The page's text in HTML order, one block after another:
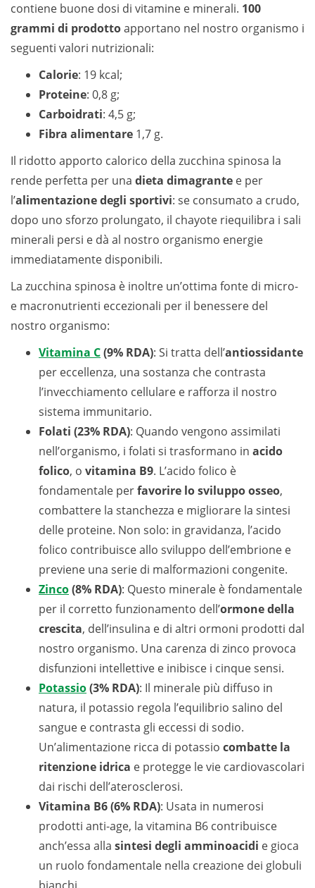
contiene buone dosi di vitamine e minerali. 100
grammi di prodottoapportano nel nostro organismo i
seguenti valori nutrizionali:
Calorie: 19 kcal;
Proteine: 0,8 g;
Carboidrati: 4,5 g;
Fibra alimentare 1,7 g.
Il ridotto apporto calorico della zucchina spinosa la
rende perfetta per una dieta dimagrante e per
l’alimentazione degli sportivi: se consumato a crudo,
dopo uno sforzo prolungato, il chayote riequilibra i sali
minerali persi e dà al nostro organismo energie
immediatamente disponibili.
La zucchina spinosa è inoltre un’ottima fonte di micro-
e macronutrienti eccezionali per il benessere del
nostro organismo:
Vitamina C(9% RDA): Si tratta dell’antiossidante
per eccellenza, una sostanza che contrasta
l’invecchiamento cellulare e rafforza il nostro
sistema immunitario.
Folati (23% RDA): Quando vengono assimilati
nell’organismo, i folati si trasformano in acido
folico, o vitamina B9. L’acido folico è
fondamentale perfavorire lo sviluppo osseo,
combattere la stanchezza e migliorare la sintesi
delle proteine. Non solo: in gravidanza, l’acido
folico contribuisce allo sviluppo dell’embrione e
previene una serie di malformazioni congenite.
Zinco(8% RDA): Questo minerale è fondamentale
per il corretto funzionamento dell’ormone della
crescita, dell’insulina e di altri ormoni prodotti dal
nostro organismo. Una carenza di zinco provoca
disfunzioni intellettive e inibisce i cinque sensi.
Potassio(3% RDA): Il minerale più diffuso in
natura, il potassio regola l’equilibrio salino del
sangue e contrasta gli eccessi di sodio.
Un’alimentazione ricca di potassio combatte la
ritenzione idrica e protegge le vie cardiovascolari
dai rischi dell’aterosclerosi.
Vitamina B6 (6% RDA): Usata in numerosi
prodotti anti-age, la vitamina B6 contribuisce
anch’essa alla sintesi degli amminoacidi e gioca
un ruolo fondamentale nella creazione dei globuli